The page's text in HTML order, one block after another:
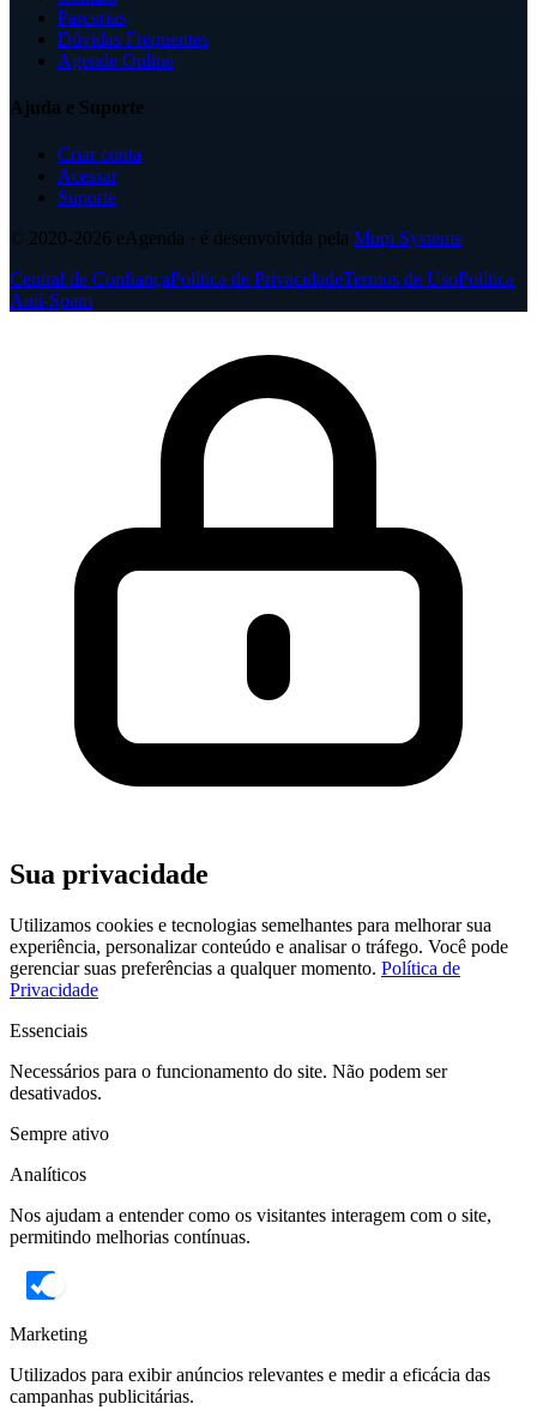
Parcerias
Dúvidas Frequentes
Agende Online
Ajuda e Suporte
Criar conta
Acessar
Suporte
© 2020-2026 eAgenda · é desenvolvida pela Mupi Systems
Central de ConfiançaPolítica de PrivacidadeTermos de UsoPolítica
Anti-Spam
Sua privacidade
Utilizamos cookies e tecnologias semelhantes para melhorar sua
experiência, personalizar conteúdo e analisar o tráfego. Você pode
gerenciar suas preferências a qualquer momento. Política de
Privacidade
Essenciais
Necessários para o funcionamento do site. Não podem ser
desativados.
Sempre ativo
Analíticos
Nos ajudam a entender como os visitantes interagem com o site,
permitindo melhorias contínuas.
Marketing
Utilizados para exibir anúncios relevantes e medir a eficácia das
campanhas publicitárias.